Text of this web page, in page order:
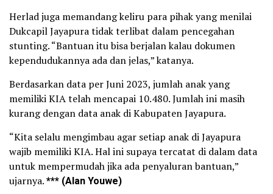
Herlad juga memandang keliru para pihak yang menilai
Dukcapil Jayapura tidak terlibat dalam pencegahan
stunting. “Bantuan itu bisa berjalan kalau dokumen
kependudukannya ada dan jelas,” katanya.
Berdasarkan data per Juni 2023, jumlah anak yang
memiliki KIA telah mencapai 10.480. Jumlah ini masih
kurang dengan data anak di Kabupaten Jayapura.
“Kita selalu mengimbau agar setiap anak di Jayapura
wajib memiliki KIA. Hal ini supaya tercatat di dalam data
untuk mempermudah jika ada penyaluran bantuan,”
ujarnya.*** (Alan Youwe)